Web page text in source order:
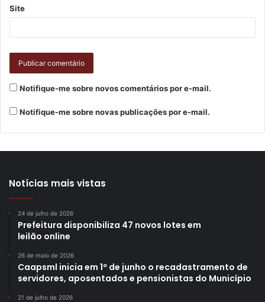
Site
Notifique-me sobre novos comentários por e-mail.
Notifique-me sobre novas publicações por e-mail.
Notícias mais vistas
24 de julho de 2026
Prefeitura disponibiliza 47 novos lotes em
leilão online
26 de maio de 2026
Caapsml inicia em 1º de junho o recadastramento de
servidores, aposentados e pensionistas do Município
21 de julho de 2026